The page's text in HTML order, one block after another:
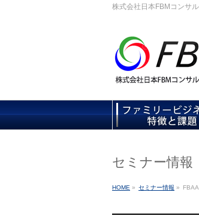
株式会社日本FBMコンサ
セミナー情報
HOME » セミナー情報 »